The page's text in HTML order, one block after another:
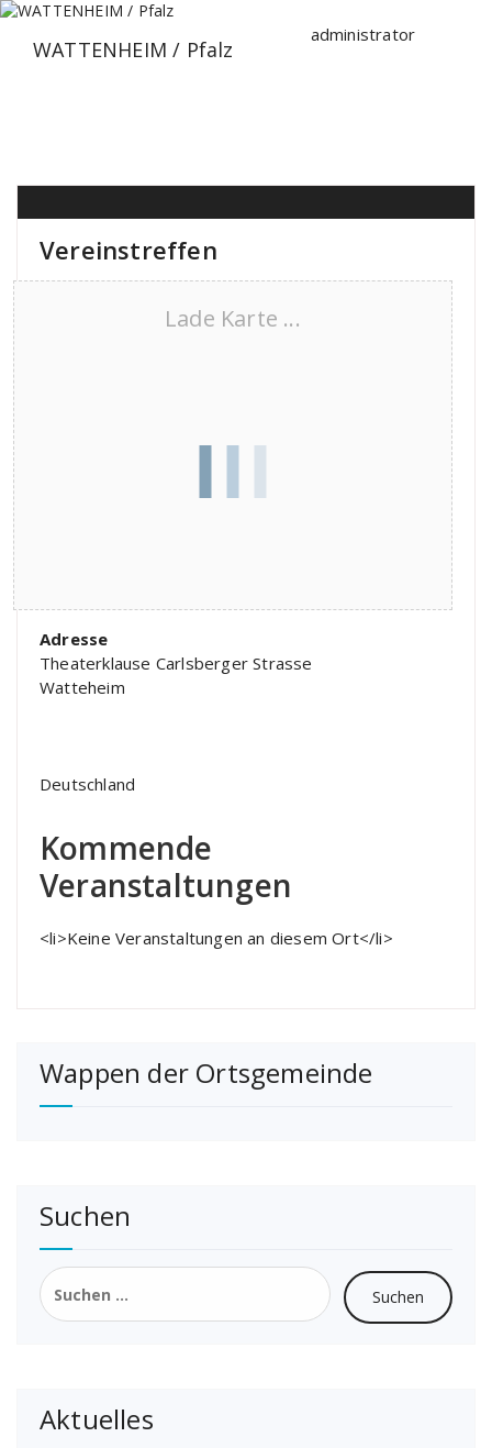
Zum
springenWATTENHEIM / Pfalz
administrator
Vereinstreffen
Lade Karte ...
Adresse
Theaterklause Carlsberger Strasse
Watteheim
Deutschland
Kommende
Veranstaltungen
<li>Keine Veranstaltungen an diesem Ort</li>
Wappen der Ortsgemeinde
Suchen
Suchen
nach:
Aktuelles